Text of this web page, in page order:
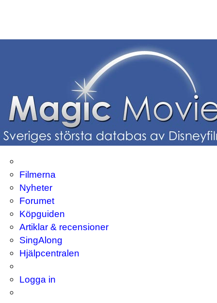
Filmerna
Nyheter
Forumet
Köpguiden
Artiklar & recensioner
SingAlong
Hjälpcentralen
Logga in